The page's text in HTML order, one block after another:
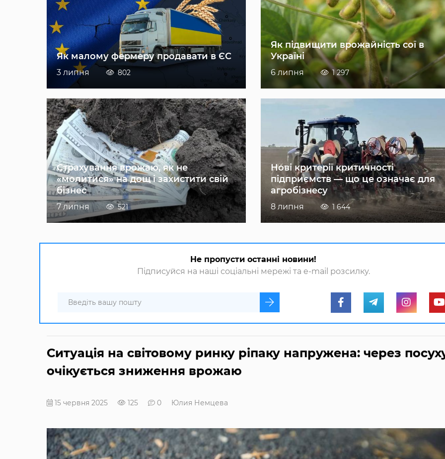
Як малому фермеру продавати в ЄС
3 липня 802
Як підвищити врожайність сої в
Україні
6 липня 1 297
Страхування врожаю, як не
«молитися» на дощ і захистити свій
бізнес
7 липня 521
Нові критерії критичності
підприємств — що це означає для
агробізнесу
8 липня 1 644
Не пропусти останні новини!
Підписуйся на наші соціальні мережі та e-mail розсилку.
Ситуація на світовому ринку ріпаку напружена: через
очікується зниження врожаю
15 червня 2025 125 0 Юлия Немцева